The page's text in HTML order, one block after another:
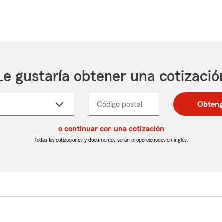
gustaría obtener una
Código postal
postal
de
postal
de
_____
o continuar con una cotización
Todas las cotizaciones y documentos serán proporcionados en inglés.